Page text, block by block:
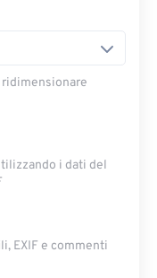
i dati del
EXIF ​​e commenti